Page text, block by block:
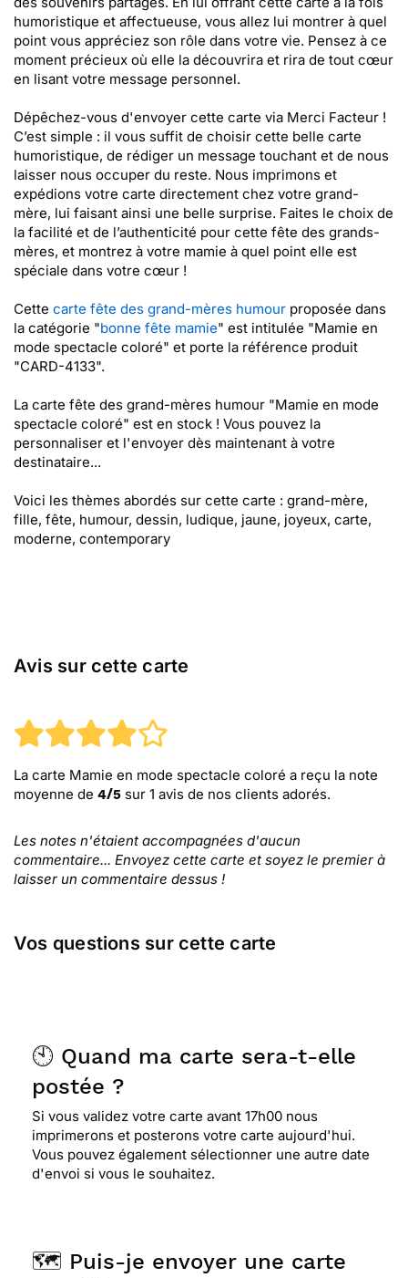
humoristique et affectueuse, vous allez lui montrer à quel
point vous appréciez son rôle dans votre vie. Pensez à ce
moment précieux où elle la découvrira et rira de tout cœur
en lisant votre message personnel.
Dépêchez-vous d'envoyer cette carte via Merci Facteur !
C’est simple : il vous suffit de choisir cette belle carte
humoristique, de rédiger un message touchant et de nous
laisser nous occuper du reste. Nous imprimons et
expédions votre carte directement chez votre grand-
mère, lui faisant ainsi une belle surprise. Faites le choix de
la facilité et de l’authenticité pour cette fête des grands-
mères, et montrez à votre mamie à quel point elle est
spéciale dans votre cœur !
Cette carte fête des grand-mères humour proposée dans
la catégorie "bonne fête mamie" est intitulée "Mamie en
mode spectacle coloré" et porte la référence produit
"CARD-4133".
La carte fête des grand-mères humour "Mamie en mode
spectacle coloré" est en stock ! Vous pouvez la
personnaliser et l'envoyer dès maintenant à votre
destinataire...
Voici les thèmes abordés sur cette carte : grand-mère,
fille, fête, humour, dessin, ludique, jaune, joyeux, carte,
moderne, contemporary
Avis sur cette carte
La carte Mamie en mode spectacle coloré a reçu la note
moyenne de 4/5 sur 1 avis de nos clients adorés.
Les notes n'étaient accompagnées d'aucun
commentaire... Envoyez cette carte et soyez le premier à
laisser un commentaire dessus !
Vos questions sur cette carte
🕙 Quand ma carte sera-t-elle
postée ?
Si vous validez votre carte avant 17h00 nous
imprimerons et posterons votre carte aujourd'hui.
Vous pouvez également sélectionner une autre date
d'envoi si vous le souhaitez.
🗺️ Puis-je envoyer une carte